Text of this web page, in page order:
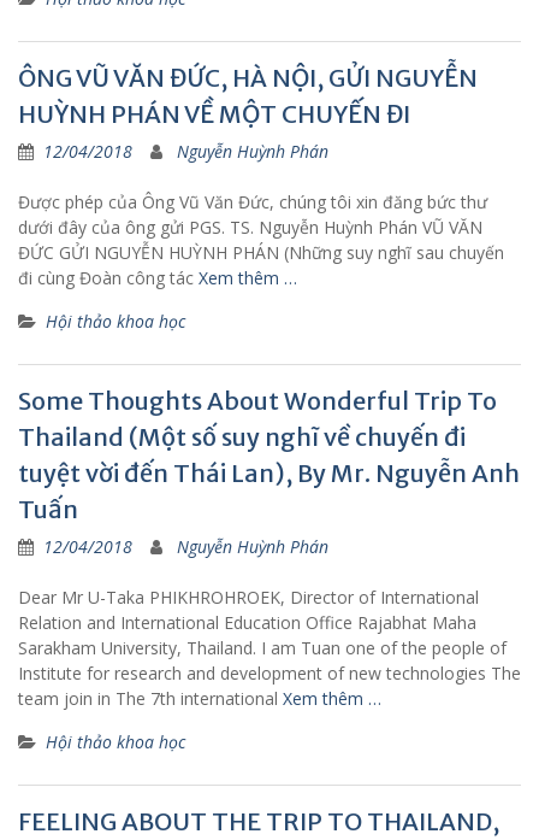
ÔNG VŨ VĂN ĐỨC, HÀ NỘI, GỬI NGUYỄN
HUỲNH PHÁN VỀ MỘT CHUYẾN ĐI
12/04/2018 Nguyễn Huỳnh Phán
Được phép của Ông Vũ Văn Đức, chúng tôi xin đăng bức thư
dưới đây của ông gửi PGS. TS. Nguyễn Huỳnh Phán VŨ VĂN
ĐỨC GỬI NGUYỄN HUỲNH PHÁN (Những suy nghĩ sau chuyến
đi cùng Đoàn công tác Xem thêm …
Hội thảo khoa học
Some Thoughts About Wonderful Trip To
Thailand (Một số suy nghĩ về chuyến đi
tuyệt vời đến Thái Lan), By Mr. Nguyễn Anh
Tuấn
12/04/2018 Nguyễn Huỳnh Phán
Dear Mr U-Taka PHIKHROHROEK, Director of International
Relation and International Education Office Rajabhat Maha
Sarakham University, Thailand. I am Tuan one of the people of
Institute for research and development of new technologies The
team join in The 7th international Xem thêm …
Hội thảo khoa học
FEELING ABOUT THE TRIP TO THAILAND,